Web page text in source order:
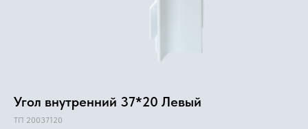
Угол внутренний 37*20 Левый
ТП 20037120